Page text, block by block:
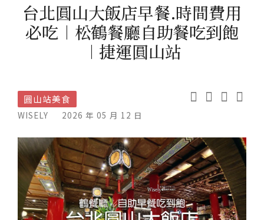
台北圓山大飯店早餐.時間費用
必吃︱松鶴餐廳自助餐吃到飽
︱捷運圓山站
圓山站美食
WISELY 2026 年 05 月 12 日